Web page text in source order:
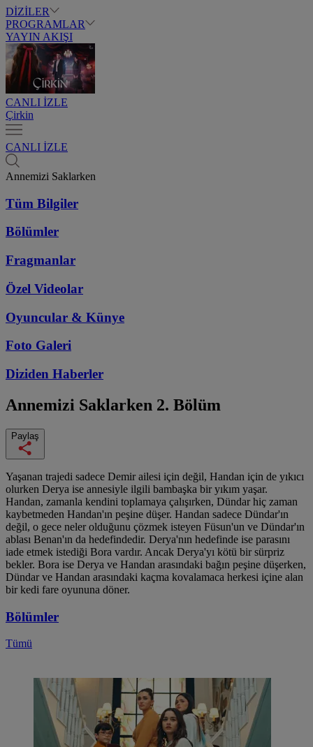
DİZİLER
PROGRAMLAR
YAYIN AKIŞI
CANLI İZLE
Çirkin
CANLI İZLE
Annemizi Saklarken
Tüm Bilgiler
Bölümler
Fragmanlar
Özel Videolar
Oyuncular & Künye
Foto Galeri
Diziden Haberler
Annemizi Saklarken 2. Bölüm
Paylaş
Yaşanan trajedi sadece Demir ailesi için değil, Handan için de yıkıcı
olurken Derya ise annesiyle ilgili bambaşka bir yıkım yaşar.
Handan, zamanla kendini toplamaya çalışırken, Dündar hiç zaman
kaybetmeden Handan'ın peşine düşer. Handan sadece Dündar'ın
değil, o gece neler olduğunu çözmek isteyen Füsun'un ve Dündar'ın
ablası Benan'ın da hedefindedir. Derya'nın hedefinde ise parasını
iade etmek istediği Bora vardır. Ancak Derya'yı kötü bir sürpriz
bekler. Bora ise Derya ve Handan arasındaki bağın peşine düşerken,
Dündar ve Handan arasındaki kaçma kovalamaca herkesi içine alan
bir kedi fare oyununa döner.
Bölümler
Tümü